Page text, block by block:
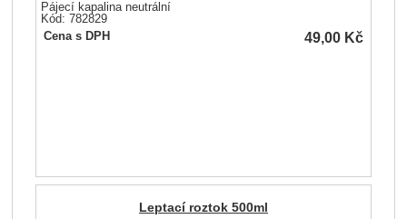
Pájecí kapalina neutrální
Kód: 782829
Cena s DPH
49,00 Kč
Leptací roztok 500ml